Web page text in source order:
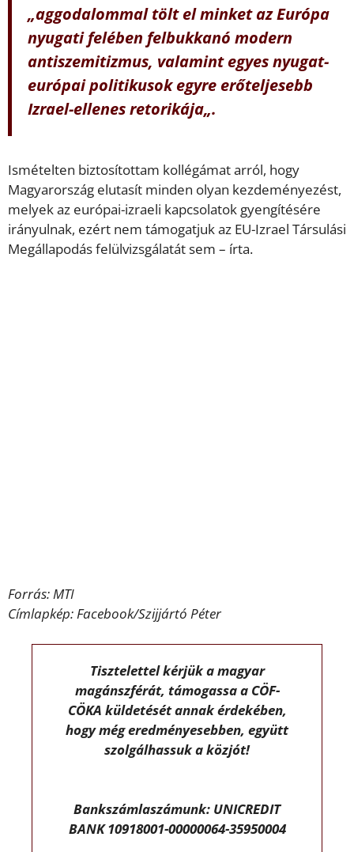
„aggodalommal tölt el minket az Európa
nyugati felében felbukkanó modern
antiszemitizmus, valamint egyes nyugat-
európai politikusok egyre erőteljesebb
Izrael-ellenes retorikája„.
Ismételten biztosítottam kollégámat arról, hogy
Magyarország elutasít minden olyan kezdeményezést,
melyek az európai-izraeli kapcsolatok gyengítésére
irányulnak, ezért nem támogatjuk az EU-Izrael Társulási
Megállapodás felülvizsgálatát sem – írta.
Forrás: MTI
Címlapkép: Facebook/Szijjártó Péter
Tisztelettel kérjük a magyar
magánszférát, támogassa a CÖF-
CÖKA küldetését annak érdekében,
hogy még eredményesebben, együtt
szolgálhassuk a közjót!
Bankszámlaszámunk: UNICREDIT
BANK 10918001-00000064-35950004